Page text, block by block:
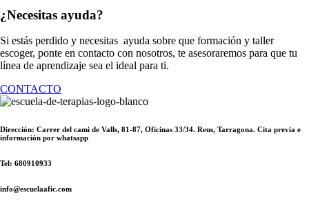
¿Necesitas ayuda?
Si estás perdido y necesitas ayuda sobre que formación y taller
escoger, ponte en contacto con nosotros, te asesoraremos para que tu
línea de aprendizaje sea el ideal para ti.
CONTACTO
Dirección: Carrer del cami de Valls, 81-87, Oficinas 33/34. Reus, Tarragona. Cita previa e
información por whatsapp
Tel: 680910933
info@escuelaafic.com